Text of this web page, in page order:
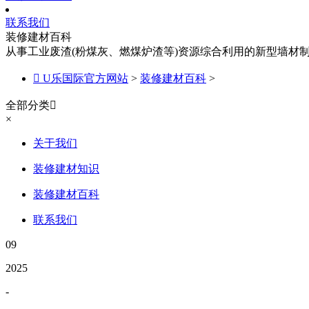
联系我们
装修建材百科
从事工业废渣(粉煤灰、燃煤炉渣等)资源综合利用的新型墙材
 U乐国际官方网站 > 装修建材百科 >
全部分类
×
关于我们
装修建材知识
装修建材百科
联系我们
09
2025
-